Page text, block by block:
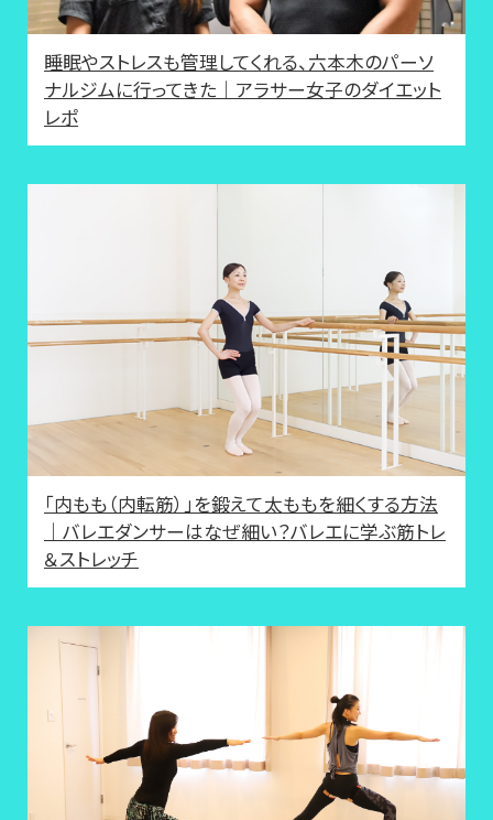
睡眠やストレスも管理してくれる、六本木のパーソ
ナルジムに行ってきた｜アラサー女子のダイエット
レポ
「内もも（内転筋）」を鍛えて太ももを細くする方法
｜バレエダンサーはなぜ細い？バレエに学ぶ筋トレ
＆ストレッチ